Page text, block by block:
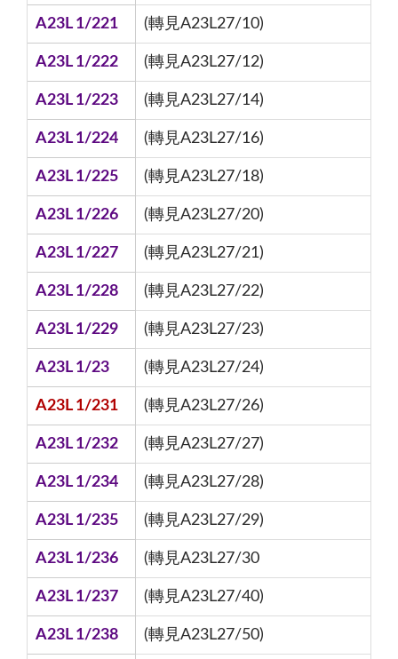
A23L 1/221 (轉見A23L27/10)
A23L 1/222 (轉見A23L27/12)
A23L 1/223 (轉見A23L27/14)
A23L 1/224 (轉見A23L27/16)
A23L 1/225 (轉見A23L27/18)
A23L 1/226 (轉見A23L27/20)
A23L 1/227 (轉見A23L27/21)
A23L 1/228 (轉見A23L27/22)
A23L 1/229 (轉見A23L27/23)
A23L 1/23 (轉見A23L27/24)
A23L 1/231 (轉見A23L27/26)
A23L 1/232 (轉見A23L27/27)
A23L 1/234 (轉見A23L27/28)
A23L 1/235 (轉見A23L27/29)
A23L 1/236 (轉見A23L27/30
A23L 1/237 (轉見A23L27/40)
A23L 1/238 (轉見A23L27/50)